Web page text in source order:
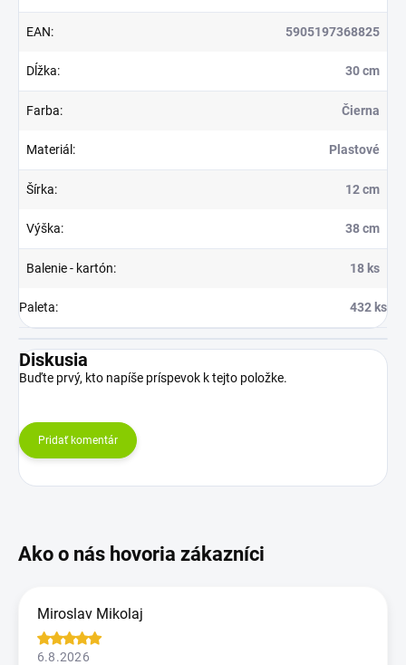
EAN: 5905197368825
Dĺžka: 30 cm
Farba: Čierna
Materiál: Plastové
Šírka: 12 cm
Výška: 38 cm
Balenie - kartón: 18 ks
Paleta: 432 ks
Diskusia
Buďte prvý, kto napíše príspevok k tejto položke.
Pridať komentár
Miroslav Mikolaj
6.8.2026